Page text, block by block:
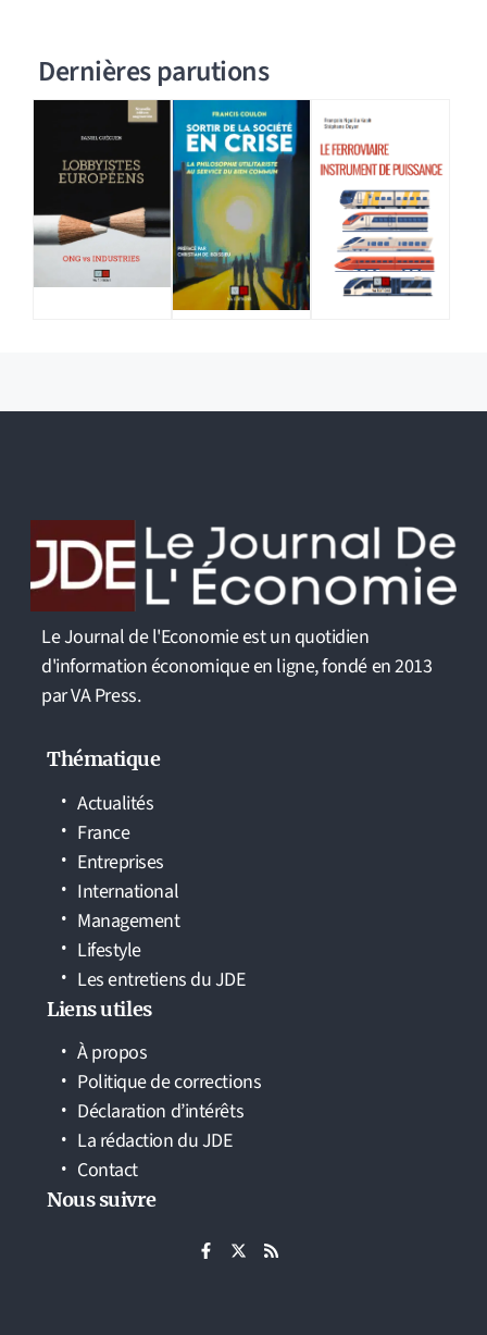
Dernières parutions
Le Journal de l'Economie est un quotidien
d'information économique en ligne, fondé en 2013
par VA Press.
Thématique
Actualités
France
Entreprises
International
Management
Lifestyle
Les entretiens du JDE
Liens utiles
À propos
Politique de corrections
Déclaration d’intérêts
La rédaction du JDE
Contact
Nous suivre